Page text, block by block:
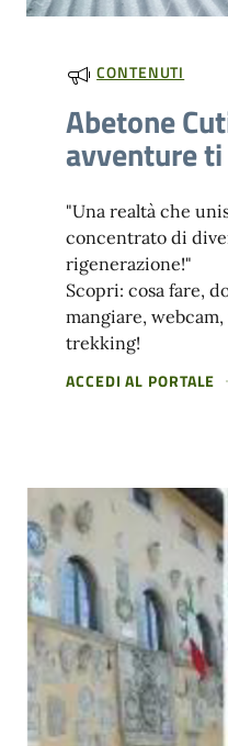
CONTENUTI
Abetone
avventure
"Una realtà che
concentrato di
rigenerazione!"
Scopri: cosa fare,
mangiare,
trekking!
ACCEDI AL PORTALE